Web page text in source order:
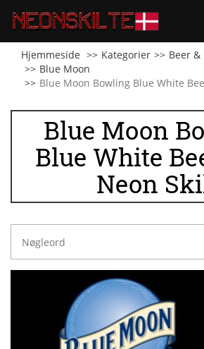
Hjemmeside
Kategorier
Beer
Blue Moon
Blue Moon Bowling Blue White
Blue Moon
Blue White
Neon